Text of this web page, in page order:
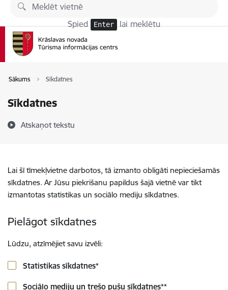
Pāriet uz lapas saturu
Spied Enter lai meklētu
Sākums Sīkdatnes
Sīkdatnes
Atskaņot tekstu
Lai šī tīmekļvietne darbotos, tā izmanto obligāti nepieciešamās
sīkdatnes. Ar Jūsu piekrišanu papildus šajā vietnē var tikt
izmantotas statistikas un sociālo mediju sīkdatnes.
Pielāgot sīkdatnes
Lūdzu, atzīmējiet savu izvēli:
Statistikas sīkdatnes*
Sociālo mediju un trešo pušu sīkdatnes**